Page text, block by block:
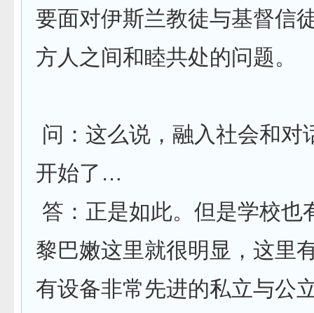
要面对伊斯兰教徒与基督信
方人之间和睦共处的问题。
问：这么说，融入社会和对
开始了…
答：正是如此。但是学校也
黎巴嫩这里就很明显，这里
有设备非常先进的私立与公